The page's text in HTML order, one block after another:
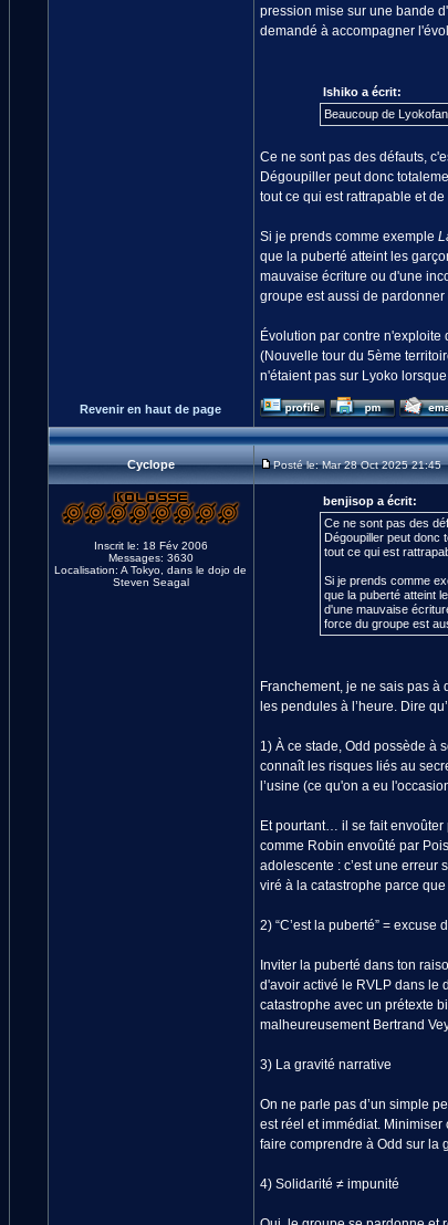
pression mise sur une bande
demandé à accompagner
Ishiko a écrit:
Beaucoup de
Ce ne sont pas des défauts,
Dégoupiller peut donc
tout ce qui est rattrapable et
Si je prends comme exemple
que la puberté atteint les
mauvaise écriture ou d'une
groupe est aussi de
Évolution par contre
(Nouvelle tour du 5ème
n'étaient pas sur Lyoko
Revenir en haut de page
Cyclope Posté le: Mar 28 Oct 2025
Inscrit le: 18 Fév 2006
Messages: 3630
Localisation: A Tokyo, dans le dojo de
Steven Seagal
benjisop a écrit:
Ce ne sont pas des
Dégoupiller peut donc
tout ce qui est
Si je prends comme
que la puberté atteint
d'une mauvaise
force du groupe est
Franchement, je ne sais pas
les pendules à l’heure. Dire
1) À ce stade, Odd possède à
connaît les risques liés au
l’usine (ce qu'on a eu
Et pourtant… il se fait
comme Robin envoûté par
adolescente : c’est une erreur
viré à la catastrophe parce
2) “C’est la puberté” = excuse
Inviter la puberté dans ton
d'avoir activé le RVLP dans le
catastrophe avec un prétexte
malheureusement Bertrand
3) La gravité narrative
On ne parle pas d’un simple
est réel et immédiat. Minimiser
faire comprendre à Odd sur la
4) Solidarité ≠ impunité